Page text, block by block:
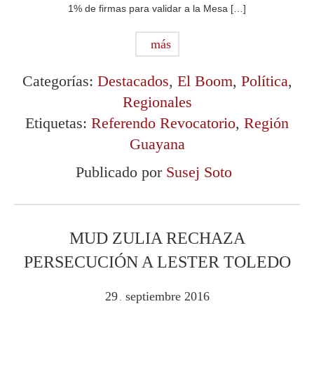
1% de firmas para validar a la Mesa […]
más
Categorías: Destacados, El Boom, Política,
Regionales
Etiquetas: Referendo Revocatorio, Región
Guayana
Publicado por Susej Soto
MUD ZULIA RECHAZA
PERSECUCIÓN A LESTER TOLEDO
29 septiembre 2016